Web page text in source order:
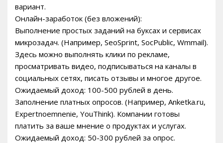
вариант.
Онлайн-заработок (без вложений):
Выполнение простых заданий на буксах и сервисах
микрозадач. (Например, SeoSprint, SocPublic, Wmmail).
Здесь можно выполнять клики по рекламе,
просматривать видео, подписываться на каналы в
социальных сетях, писать отзывы и многое другое.
Ожидаемый доход: 100-500 рублей в день.
Заполнение платных опросов. (Например, Anketka.ru,
Expertnoemnenie, YouThink). Компании готовы
платить за ваше мнение о продуктах и услугах.
Ожидаемый доход: 50-300 рублей за опрос.